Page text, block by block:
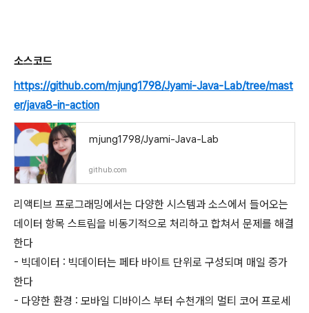
소스코드
https://github.com/mjung1798/Jyami-Java-Lab/tree/mast
er/java8-in-action
mjung1798/Jyami-Java-Lab
github.com
리액티브 프로그래밍에서는 다양한 시스템과 소스에서 들어오는
데이터 항목 스트림을 비동기적으로 처리하고 합쳐서 문제를 해결
한다
- 빅데이터 : 빅데이터는 페타 바이트 단위로 구성되며 매일 증가
한다
- 다양한 환경 : 모바일 디바이스 부터 수천개의 멀티 코어 프로세